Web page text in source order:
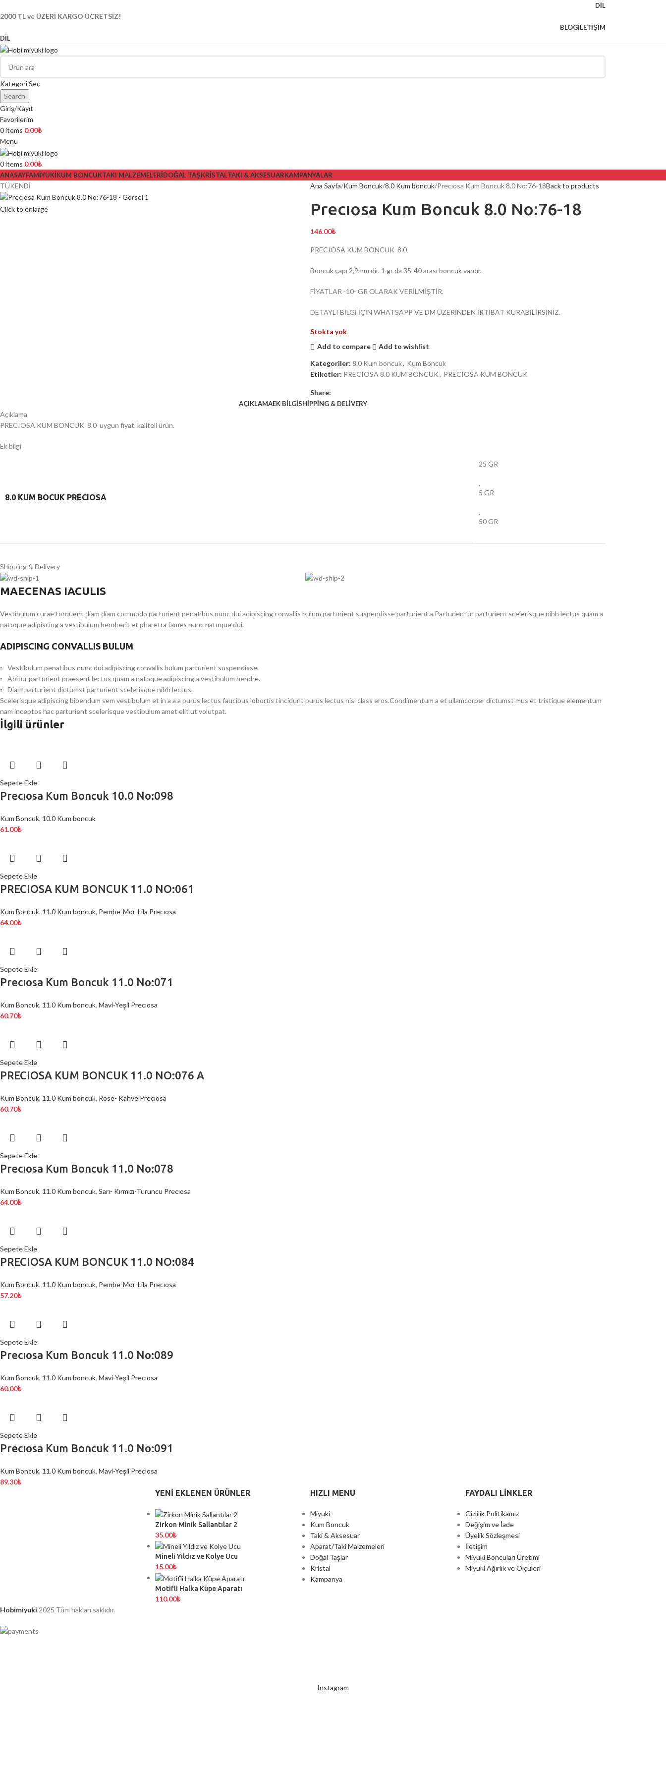
DIL
2000 TL ve ÜZERİ KARGO ÜCRETSİZ!
BLOGİLETIŞIM
DIL
Kategori Seç
Search
Giriş/Kayıt
Favorilerim
0items 0.00₺
Menu
0items 0.00₺
ANASAYFAMİYUKİKUM BONCUKTAKI MALZEMELERİDOĞAL TAŞKRİSTALTAKI & AKSESUARKAMPANYALAR
TÜKENDİ
Click to enlarge
Ana Sayfa Kum Boncuk 8.0 Kum boncuk Precıosa Kum Boncuk 8.0 No:76-18Back to products
Precıosa Kum Boncuk 8.0 No:76-18
146.00₺
PRECIOSA KUM BONCUK 8.0
Boncuk çapı 2,9mm dir. 1 gr da 35-40 arası boncuk vardır.
FİYATLAR -10- GR OLARAK VERİLMİŞTİR.
DETAYLI BİLGİ İÇİN WHATSAPP VE DM ÜZERİNDEN İRTİBAT KURABİLİRSİNİZ.
Stokta yok
Add to compare
Add to wishlist
Kategoriler: 8.0 Kum boncuk, Kum Boncuk
Etiketler: PRECIOSA 8.0 KUM BONCUK, PRECIOSA KUM BONCUK
Share:
AÇIKLAMAEK BILGISHIPPING & DELIVERY
Açıklama
PRECIOSA KUM BONCUK 8.0 uygun fiyat. kaliteli ürün.
Ek bilgi
8.0 KUM BOCUK PRECIOSA
25 GR
,
5 GR
,
50 GR
Shipping & Delivery
MAECENAS IACULIS
Vestibulum curae torquent diam diam commodo parturient penatibus nunc dui adipiscing convallis bulum parturient suspendisse parturient a.Parturient in parturient scelerisque nibh lectus quam a
natoque adipiscing a vestibulum hendrerit et pharetra fames nunc natoque dui.
ADIPISCING CONVALLIS BULUM
Vestibulum penatibus nunc dui adipiscing convallis bulum parturient suspendisse.
Abitur parturient praesent lectus quam a natoque adipiscing a vestibulum hendre.
Diam parturient dictumst parturient scelerisque nibh lectus.
Scelerisque adipiscing bibendum sem vestibulum et in a a a purus lectus faucibus lobortis tincidunt purus lectus nisl class eros.Condimentum a et ullamcorper dictumst mus et tristique elementum
nam inceptos hac parturient scelerisque vestibulum amet elit ut volutpat.
İlgili ürünler
Sepete Ekle
Precıosa Kum Boncuk 10.0 No:098
Kum Boncuk, 10.0 Kum boncuk
61.00₺
Sepete Ekle
PRECIOSA KUM BONCUK 11.0 NO:061
Kum Boncuk, 11.0 Kum boncuk, Pembe-Mor-Lila Precıosa
64.00₺
Sepete Ekle
Precıosa Kum Boncuk 11.0 No:071
Kum Boncuk, 11.0 Kum boncuk, Mavi-Yeşil Precıosa
60.70₺
Sepete Ekle
PRECIOSA KUM BONCUK 11.0 NO:076 A
Kum Boncuk, 11.0 Kum boncuk, Rose- Kahve Precıosa
60.70₺
Sepete Ekle
Precıosa Kum Boncuk 11.0 No:078
Kum Boncuk, 11.0 Kum boncuk, Sarı- Kırmızı-Turuncu Precıosa
64.00₺
Sepete Ekle
PRECIOSA KUM BONCUK 11.0 NO:084
Kum Boncuk, 11.0 Kum boncuk, Pembe-Mor-Lila Precıosa
57.20₺
Sepete Ekle
Precıosa Kum Boncuk 11.0 No:089
Kum Boncuk, 11.0 Kum boncuk, Mavi-Yeşil Precıosa
60.00₺
Sepete Ekle
Precıosa Kum Boncuk 11.0 No:091
Kum Boncuk, 11.0 Kum boncuk, Mavi-Yeşil Precıosa
89.30₺
YENI EKLENEN ÜRÜNLER
Zirkon Minik Sallantılar 2
35.00₺
Mineli Yıldız ve Kolye Ucu
15.00₺
Motifli Halka Küpe Aparatı
110.00₺
HIZLI MENU
Miyuki
Kum Boncuk
Taki & Aksesuar
Aparat/Taki Malzemeleri
Doğal Taşlar
Kristal
Kampanya
FAYDALI LİNKLER
Gizlilik Politikamız
Değişim ve İade
Üyelik Sözleşmesi
İletişim
Miyuki Boncuları Üretimi
Miyuki Ağırlık ve Ölçüleri
Hobimiyuki 2025 Tüm hakları saklıdır.
Instagram